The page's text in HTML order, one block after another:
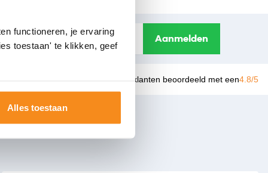
functioneren, je ervaring
toestaan' te klikken, geef
Alles toestaan
Aanmelden
Door 10.000 klanten beoordeeld met een4.8/5